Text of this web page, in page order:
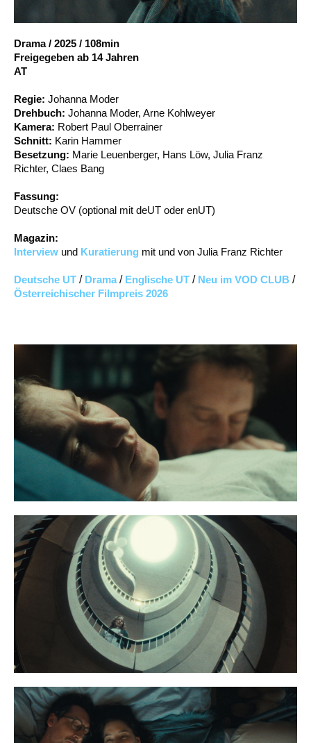
Drama / 2025 / 108min
Freigegeben ab 14 Jahren
AT
Regie: Johanna Moder
Drehbuch: Johanna Moder, Arne Kohlweyer
Kamera: Robert Paul Oberrainer
Schnitt: Karin Hammer
Besetzung: Marie Leuenberger, Hans Löw, Julia Franz
Richter, Claes Bang
Fassung:
Deutsche OV (optional mit deUT oder enUT)
Magazin:
Interview und Kuratierung mit und von Julia Franz Richter
Deutsche UT / Drama / Englische UT / Neu im VOD CLUB /
Österreichischer Filmpreis 2026